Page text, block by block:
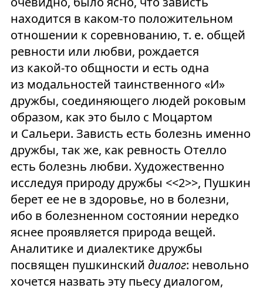
находится в каком-то положительном
отношении к соревнованию, т. е. общей
ревности или любви, рождается
из какой-то общности и есть одна
из модальностей таинственного «И»
дружбы, соединяющего людей роковым
образом, как это было с Моцартом
и Сальери. Зависть есть болезнь именно
дружбы, так же, как ревность Отелло
есть болезнь любви. Художественно
исследуя природу дружбы <<2>>, Пушкин
берет ее не в здоровье, но в болезни,
ибо в болезненном состоянии нередко
яснее проявляется природа вещей.
Аналитике и диалектике дружбы
посвящен пушкинский диалог: невольно
хочется назвать эту пьесу диалогом,